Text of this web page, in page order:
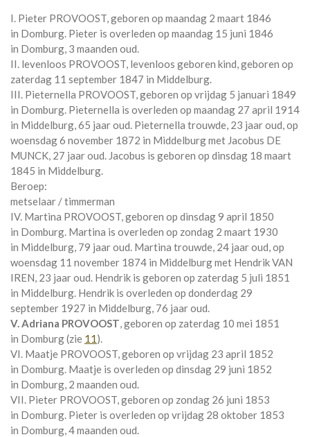
I. Pieter PROVOOST, geboren op maandag 2 maart 1846
in Domburg . Pieter is overleden op maandag 15 juni 1846
in Domburg , 3 maanden oud.
II. levenloos PROVOOST, levenloos geboren kind, geboren op
zaterdag 11 september 1847 in Middelburg
III. Pieternella PROVOOST, geboren op vrijdag 5 januari 1849
in Domburg . Pieternella is overleden op maandag 27 april 1914
in Middelburg , 65 jaar oud. Pieternella trouwde, 23 jaar oud, op
woensdag 6 november 1872 in Middelburgmet Jacobus DE
MUNCK , 27 jaar oud. Jacobus is geboren op dinsdag 18 maart
1845 in Middelburg
Beroep:
metselaar / timmerman
IV. Martina PROVOOST, geboren op dinsdag 9 april 1850
in Domburg . Martina is overleden op zondag 2 maart 1930
in Middelburg , 79 jaar oud. Martina trouwde, 24 jaar oud, op
woensdag 11 november 1874 in Middelburgmet Hendrik VAN
IREN , 23 jaar oud. Hendrik is geboren op zaterdag 5 juli 1851
in Middelburg . Hendrik is overleden op donderdag 29
september 1927 in Middelburg , 76 jaar oud.
V. Adriana PROVOOST , geboren op zaterdag 10 mei 1851
in Domburg(zie 11 ).
VI. Maatje PROVOOST, geboren op vrijdag 23 april 1852
in Domburg . Maatje is overleden op dinsdag 29 juni 1852
in Domburg , 2 maanden oud.
VII. Pieter PROVOOST, geboren op zondag 26 juni 1853
in Domburg . Pieter is overleden op vrijdag 28 oktober 1853
in Domburg , 4 maanden oud.